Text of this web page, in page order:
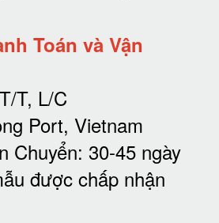
Toán và Vận
T, L/C
Port, Vietnam
Chuyển: 30-45 ngày
được chấp nhận